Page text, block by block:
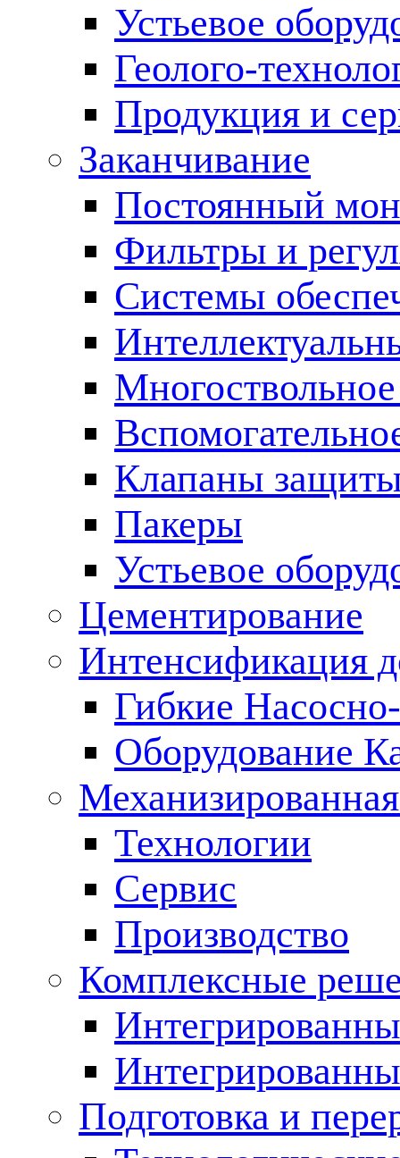
Устьевое
Геолого-
Продукция и
Заканчивание
Постоянный
Фильтры и
Cистемы
Клапаны
Пакеры
Устьевое
Цементирование
Интенсификация
Гибкие
Оборудование
Технологии
Сервис
Производство
Комплексные
Подготовка и